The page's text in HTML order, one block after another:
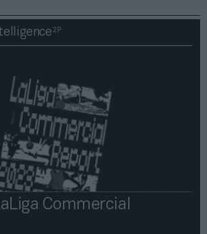
2P
Commercial